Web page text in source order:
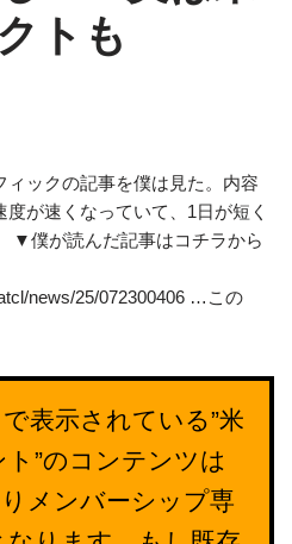
トも
ックの記事を僕は見た。内容
が速くなっていて、1日が短く
▼僕が読んだ記事はコチラから
news/25/072300406 …この
で表示されている”米
”のコンテンツは
メンバーシップ専